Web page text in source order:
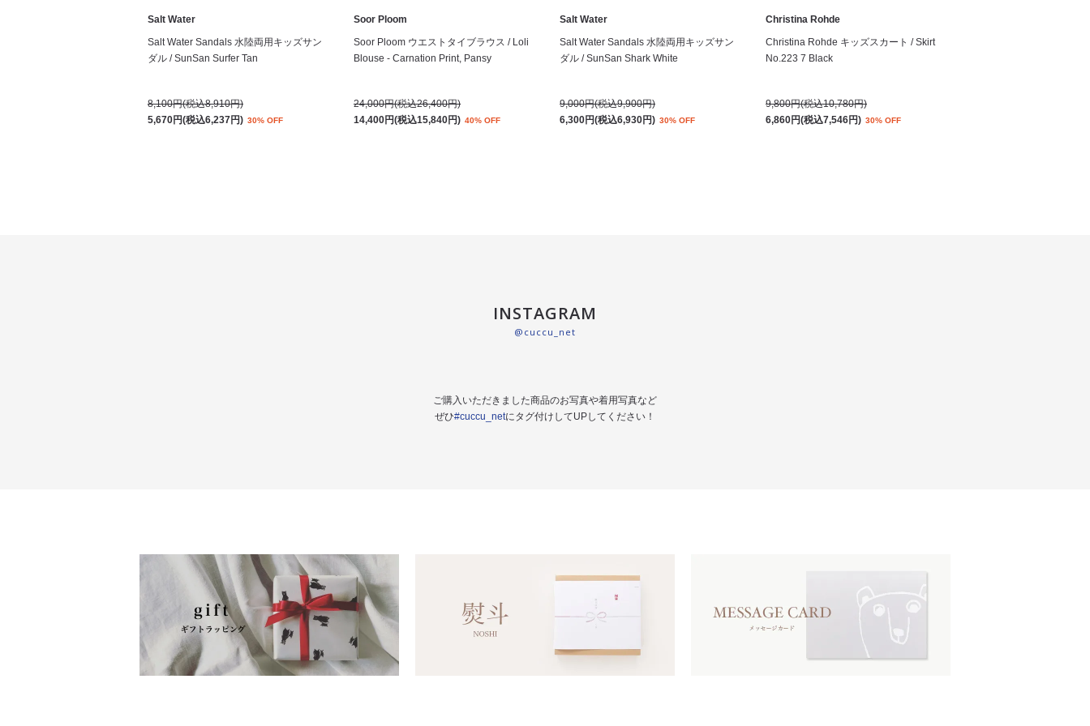
Salt Water
Salt Water Sandals 水陸両用キッズサン
ダル / SunSan Surfer Tan
8,100円(税込8,910円)
5,670円(税込6,237円) 30% OFF
Soor Ploom
Soor Ploom ウエストタイブラウス / Loli
Blouse - Carnation Print, Pansy
24,000円(税込26,400円)
14,400円(税込15,840円) 40% OFF
Salt Water
Salt Water Sandals 水陸両用キッズサン
ダル / SunSan Shark White
9,000円(税込9,900円)
6,300円(税込6,930円) 30% OFF
Christina Rohde
Christina Rohde キッズスカート / Skirt
No.223 7 Black
9,800円(税込10,780円)
6,860円(税込7,546円) 30% OFF
INSTAGRAM
@cuccu_net
ご購入いただきました商品のお写真や着用写真など
ぜひ#cuccu_netにタグ付けしてUPしてください！